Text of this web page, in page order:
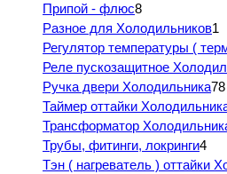
Припой - флюс8
Разное для Холодильников1
Регулятор температуры (
Реле пускозащитное
Ручка двери Холодильника78
Таймер оттайки
Трансформатор
Трубы, фитинги, локринги4
Тэн ( нагреватель ) оттайки